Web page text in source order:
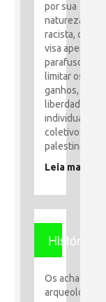
por sua
natureza
racista, que
visa apertar
parafusos e
limitar os
ganhos,
liberdades
individuais e
coletivos dos
palestinos.
Leia mais
História
Os achados
arqueológicos